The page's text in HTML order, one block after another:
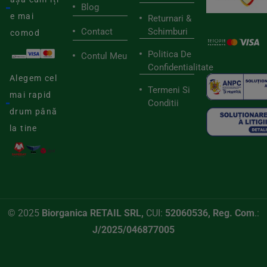
e mai
comod
Alegem cel
mai rapid
drum până
la tine
Blog
Contact
Contul Meu
Returnari &
Schimburi
Politica De
Confidentialitate
Termeni Si
Conditii
© 2025 Biorganica RETAIL SRL, CUI: 52060536, Reg. Com.:
J/2025/046877005